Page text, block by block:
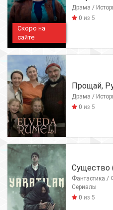
Скоро на
сайте
Драма /
0 из 5
Прощай,
Драма /
0 из 5
Существо
Фантастика /
Сериалы
0 из 5